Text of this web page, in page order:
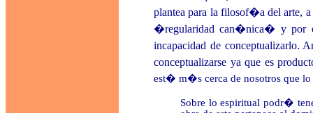
plantea para la filosof�a del arte,
�regularidad can�nica� y por
incapacidad de conceptualizarlo.
conceptualizarse ya que es
est� m�s cerca de nosotros que lo
Sobre lo espiritual podr�